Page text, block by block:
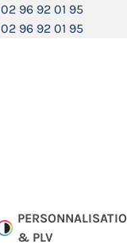
02 96 92 01 95
02 96 92 01 95
& PLV